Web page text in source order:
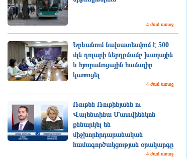
4 ժամ առաջ
Երևանում նախատեսվում է 500
մլն դոլարի ներդրմամբ խաղային
և հյուրանոցային համալիր
կառուցել
4 ժամ առաջ
Ռուբեն Ռուբինյանն ու
Վալենտինա Մատվիենկոն
քննարկել են
միջխորհրդարանական
համագործակցության օրակարգը
4 ժամ առաջ